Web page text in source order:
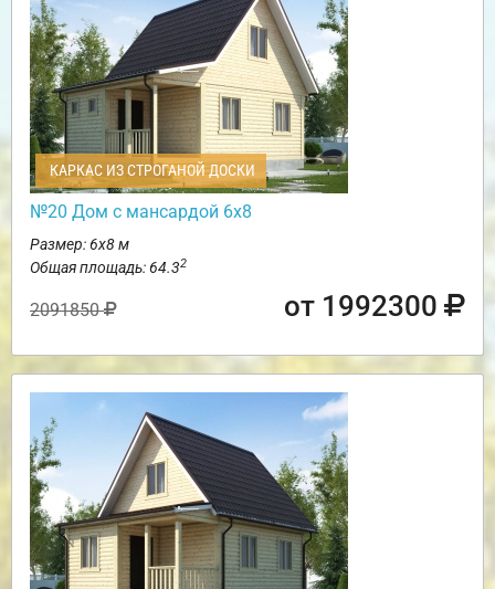
КАРКАС ИЗ СТРОГАНОЙ ДОСКИ
№20 Дом с мансардой 6х8
Размер: 6х8 м
Общая площадь: 64.32
2091850 от 1992300